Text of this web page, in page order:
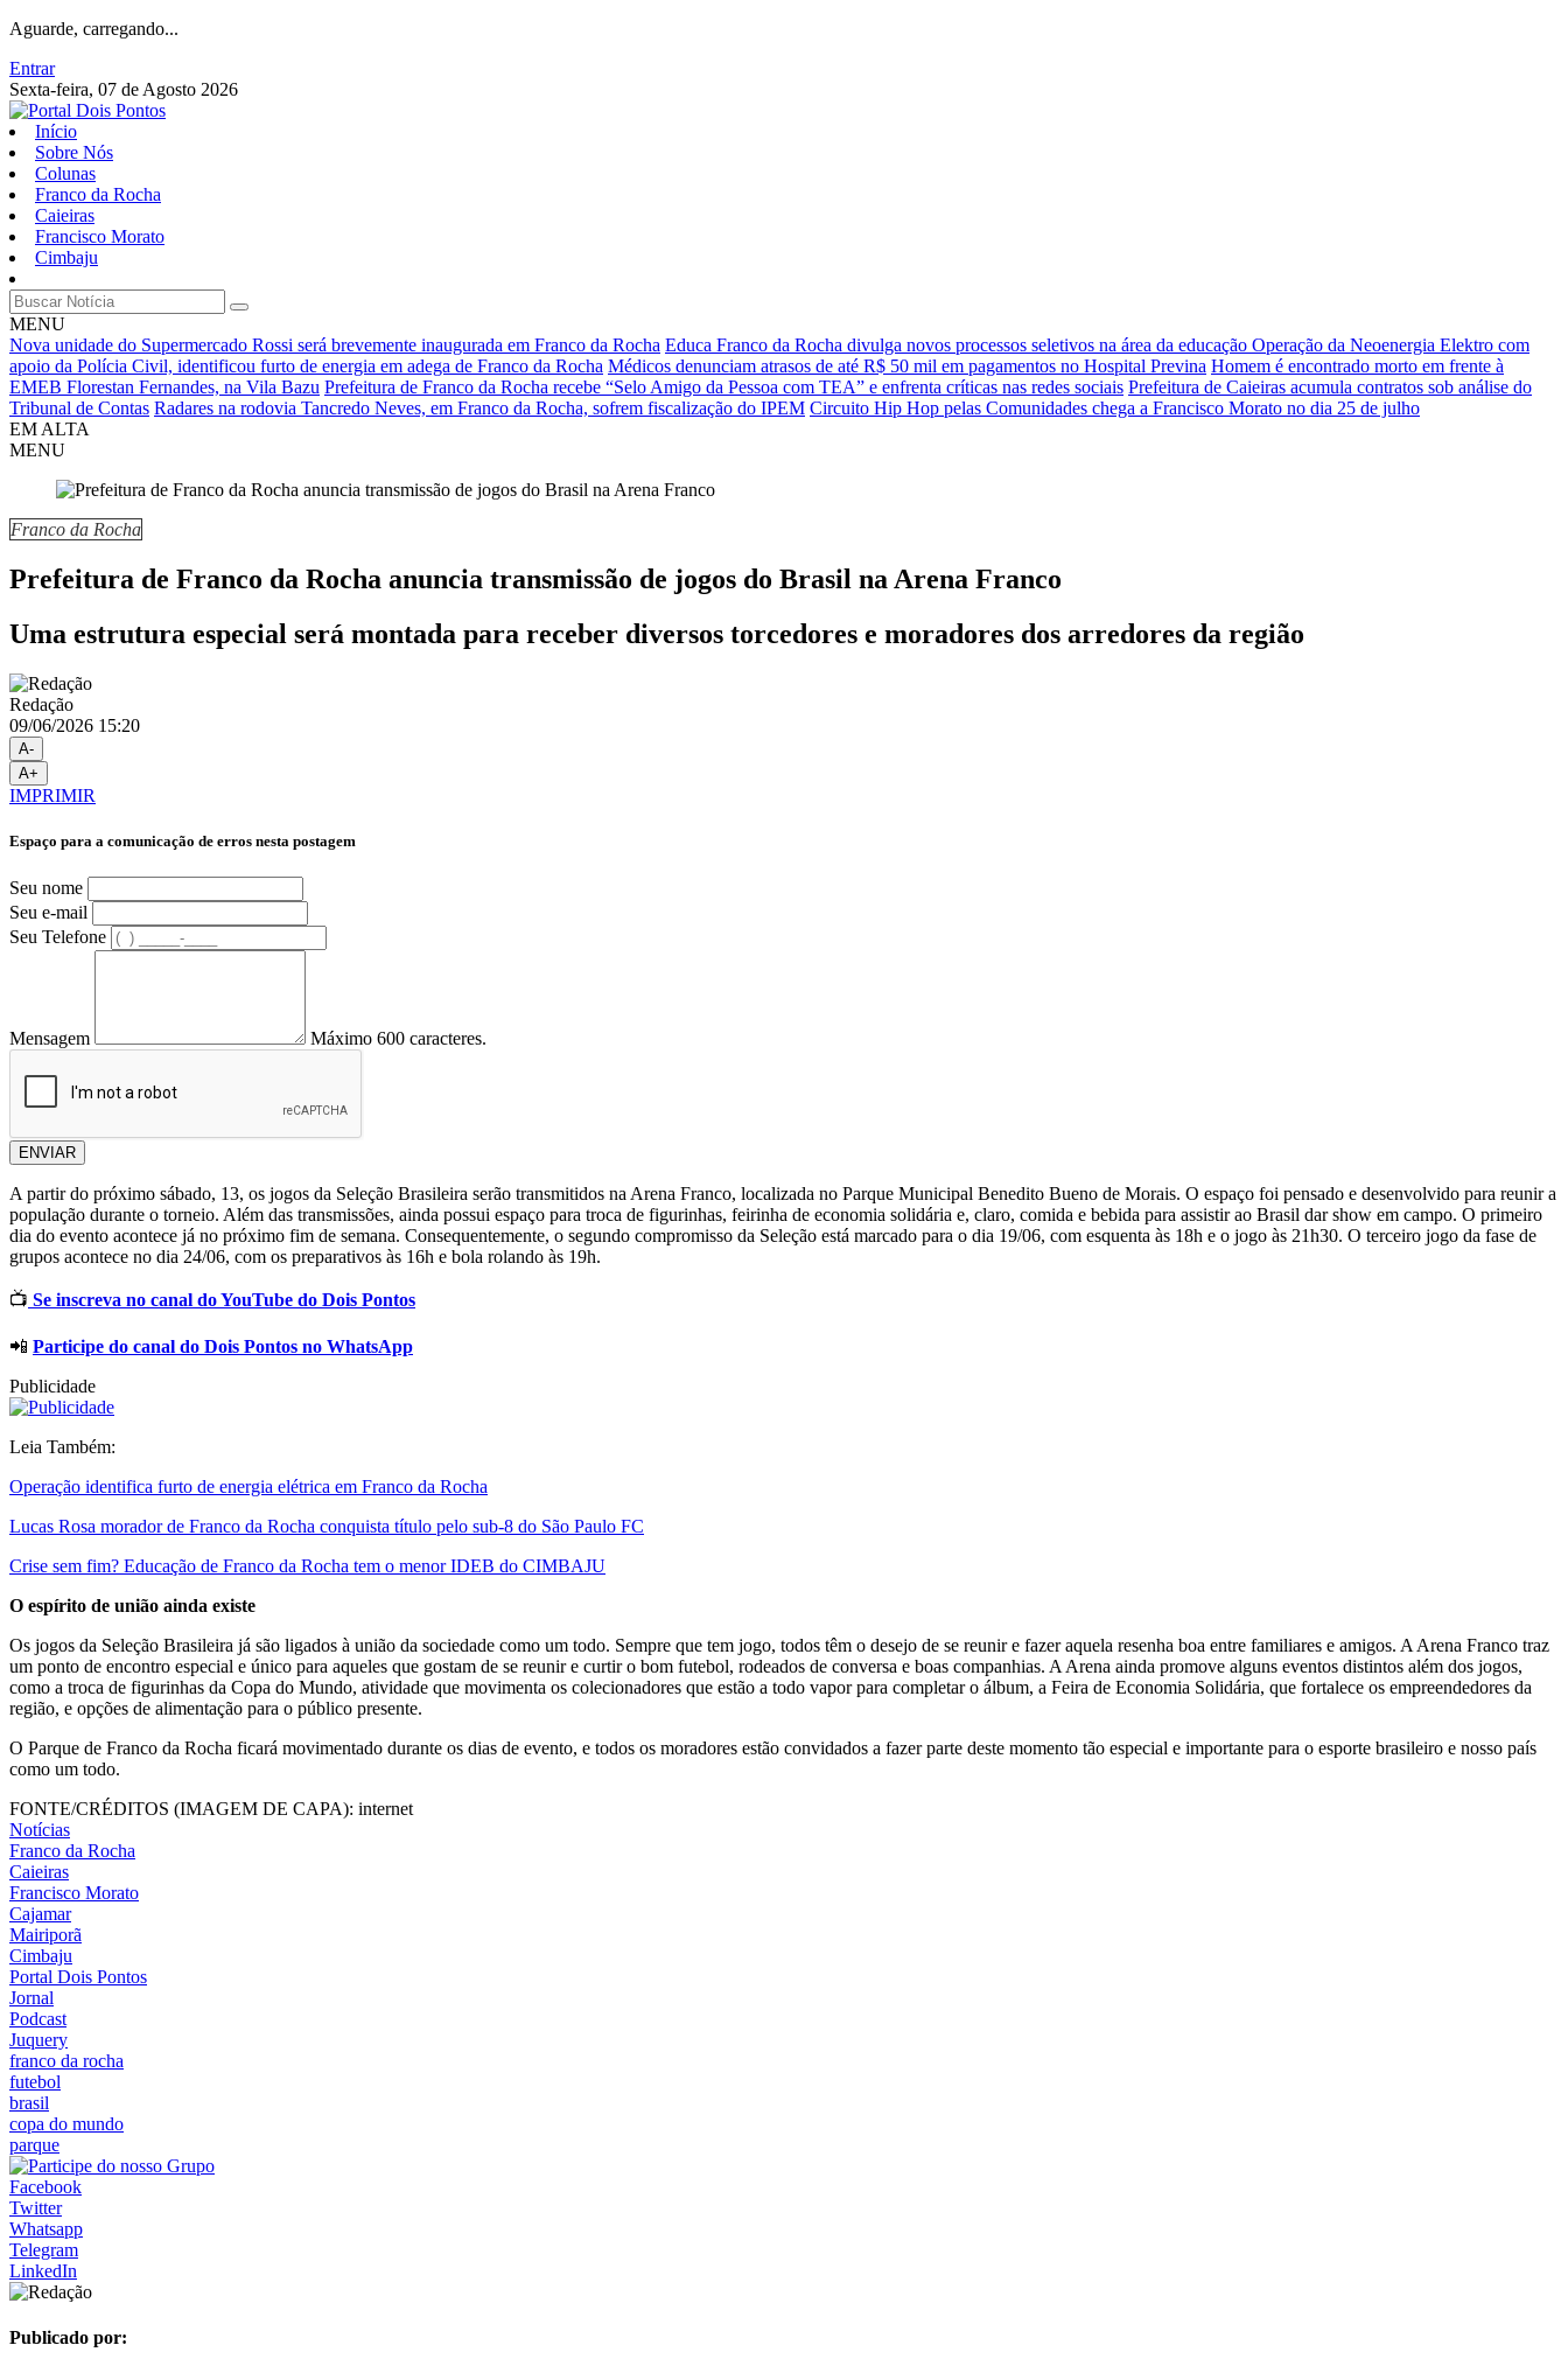
Aguarde, carregando...
Entrar
Sexta-feira, 07 de Agosto 2026
Início
Sobre Nós
Colunas
Franco da Rocha
Caieiras
Francisco Morato
Cimbaju
MENU
Nova unidade do Supermercado Rossi será brevemente inaugurada em Franco da Rocha Educa Franco da Rocha divulga novos processos seletivos na área da educação Operação da Neoenergia Elektro com
apoio da Polícia Civil, identificou furto de energia em adega de Franco da Rocha Médicos denunciam atrasos de até R$ 50 mil em pagamentos no Hospital Previna Homem é encontrado morto em frente à
EMEB Florestan Fernandes, na Vila Bazu Prefeitura de Franco da Rocha recebe “Selo Amigo da Pessoa com TEA” e enfrenta críticas nas redes sociais Prefeitura de Caieiras acumula contratos sob análise do
Tribunal de Contas Radares na rodovia Tancredo Neves, em Franco da Rocha, sofrem fiscalização do IPEM Circuito Hip Hop pelas Comunidades chega a Francisco Morato no dia 25 de julho
EM ALTA
MENU
Franco da Rocha
Prefeitura de Franco da Rocha anuncia transmissão de jogos do Brasil na Arena Franco
Uma estrutura especial será montada para receber diversos torcedores e moradores dos arredores da região
Redação
09/06/2026 15:20
A-
A+
IMPRIMIR
Espaço para a comunicação de erros nesta postagem
Seu nome
Seu e-mail
Seu Telefone
Mensagem Máximo 600 caracteres.
ENVIAR
A partir do próximo sábado, 13, os jogos da Seleção Brasileira serão transmitidos na Arena Franco, localizada no Parque Municipal Benedito Bueno de Morais. O espaço foi pensado e desenvolvido para reunir a
população durante o torneio. Além das transmissões, ainda possui espaço para troca de figurinhas, feirinha de economia solidária e, claro, comida e bebida para assistir ao Brasil dar show em campo. O primeiro
dia do evento acontece já no próximo fim de semana. Consequentemente, o segundo compromisso da Seleção está marcado para o dia 19/06, com esquenta às 18h e o jogo às 21h30. O terceiro jogo da fase de
grupos acontece no dia 24/06, com os preparativos às 16h e bola rolando às 19h.
📺 Se inscreva no canal do YouTube do Dois Pontos
📲 Participe do canal do Dois Pontos no WhatsApp
Publicidade
Leia Também:
Operação identifica furto de energia elétrica em Franco da Rocha
Lucas Rosa morador de Franco da Rocha conquista título pelo sub-8 do São Paulo FC
Crise sem fim? Educação de Franco da Rocha tem o menor IDEB do CIMBAJU
O espírito de união ainda existe
Os jogos da Seleção Brasileira já são ligados à união da sociedade como um todo. Sempre que tem jogo, todos têm o desejo de se reunir e fazer aquela resenha boa entre familiares e amigos. A Arena Franco traz
um ponto de encontro especial e único para aqueles que gostam de se reunir e curtir o bom futebol, rodeados de conversa e boas companhias. A Arena ainda promove alguns eventos distintos além dos jogos,
como a troca de figurinhas da Copa do Mundo, atividade que movimenta os colecionadores que estão a todo vapor para completar o álbum, a Feira de Economia Solidária, que fortalece os empreendedores da
região, e opções de alimentação para o público presente.
O Parque de Franco da Rocha ficará movimentado durante os dias de evento, e todos os moradores estão convidados a fazer parte deste momento tão especial e importante para o esporte brasileiro e nosso país
como um todo.
FONTE/CRÉDITOS (IMAGEM DE CAPA): internet
Notícias
Franco da Rocha
Caieiras
Francisco Morato
Cajamar
Mairiporã
Cimbaju
Portal Dois Pontos
Jornal
Podcast
Juquery
franco da rocha
futebol
brasil
copa do mundo
parque
Facebook
Twitter
Whatsapp
Telegram
LinkedIn
Publicado por: